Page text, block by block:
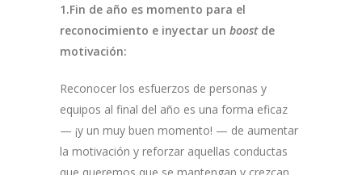
1.Fin de año es momento para el
reconocimiento e inyectar un boost de
motivación:
Reconocer los esfuerzos de personas y
equipos al final del año es una forma eficaz
— ¡y un muy buen momento! — de aumentar
la motivación y reforzar aquellas conductas